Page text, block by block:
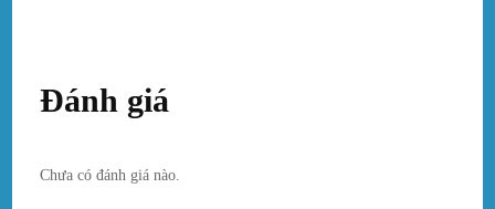
Đánh giá
Chưa có đánh giá nào.